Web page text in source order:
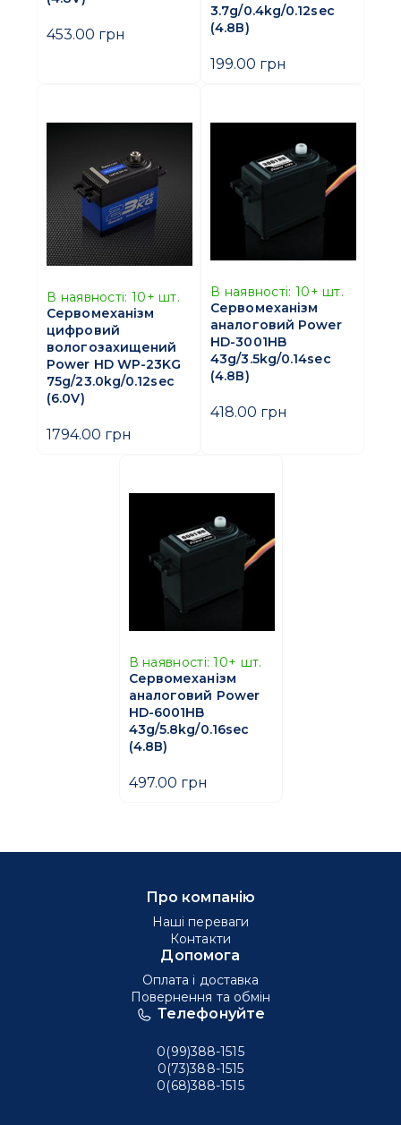
453.00 грн
3.7g/0.4kg/0.12sec
(4.8В)
199.00 грн
В наявності: 10+ шт.
Сервомеханізм
цифровий
вологозахищений
Power HD WP-23KG
75g/23.0kg/0.12sec
(6.0V)
1794.00 грн
В наявності: 10+ шт.
Сервомеханізм
аналоговий Power
HD-3001HB
43g/3.5kg/0.14sec
(4.8В)
418.00 грн
В наявності: 10+ шт.
Сервомеханізм
аналоговий Power
HD-6001HB
43g/5.8kg/0.16sec
(4.8В)
497.00 грн
Телефонуйте
0(99)388-1515
0(73)388-1515
0(68)388-1515
Про компанію
Наші переваги
Контакти
Допомога
Оплата і доставка
Повернення та обмін